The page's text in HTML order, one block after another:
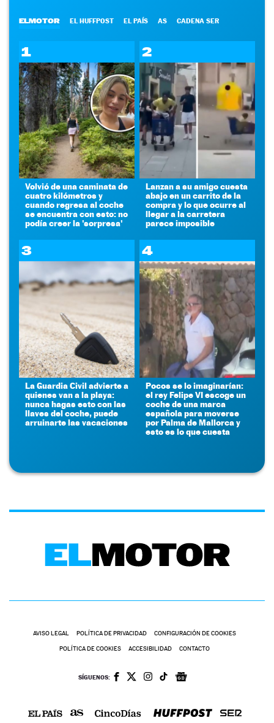
ELMOTOR EL HUFFPOST EL PAÍS AS CADENA SER
1
Volvió de una caminata de
cuatro kilómetros y
cuando regresa al coche
se encuentra con esto: no
podía creer la 'sorpresa'
2
Lanzan a su amigo cuesta
abajo en un carrito de la
compra y lo que ocurre al
llegar a la carretera
parece imposible
3
La Guardia Civil advierte a
quienes van a la playa:
nunca hagas esto con las
llaves del coche, puede
arruinarte las vacaciones
4
Pocos se lo imaginarían:
el rey Felipe VI escoge un
coche de una marca
española para moverse
por Palma de Mallorca y
esto es lo que cuesta
AVISO LEGAL POLÍTICA DE PRIVACIDAD CONFIGURACIÓN DE COOKIES
POLÍTICA DE COOKIES ACCESIBILIDAD CONTACTO
SÍGUENOS: